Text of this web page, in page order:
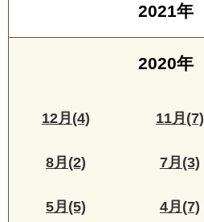
2021年
2020年
12月(4) 11月(7)
8月(2) 7月(3)
5月(5) 4月(7)